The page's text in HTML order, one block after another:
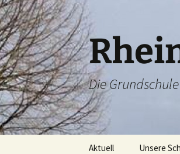
Zum
Inhalt
springen
Die
Aktuell Unsere